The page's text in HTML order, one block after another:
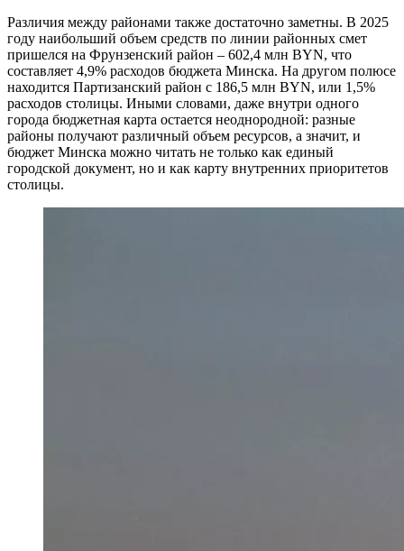
Различия между районами также достаточно заметны. В 2025
году наибольший объем средств по линии районных смет
пришелся на Фрунзенский район – 602,4 млн BYN, что
составляет 4,9% расходов бюджета Минска. На другом полюсе
находится Партизанский район с 186,5 млн BYN, или 1,5%
расходов столицы. Иными словами, даже внутри одного
города бюджетная карта остается неоднородной: разные
районы получают различный объем ресурсов, а значит, и
бюджет Минска можно читать не только как единый
городской документ, но и как карту внутренних приоритетов
столицы.